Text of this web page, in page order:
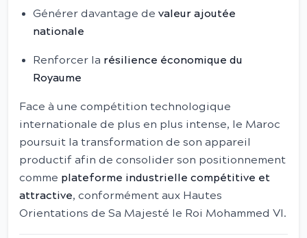
Générer davantage de valeur ajoutée
nationale
Renforcer la résilience économique du
Royaume
Face à une compétition technologique
internationale de plus en plus intense, le Maroc
poursuit la transformation de son appareil
productif afin de consolider son positionnement
comme plateforme industrielle compétitive et
attractive, conformément aux Hautes
Orientations de Sa Majesté le Roi Mohammed VI.